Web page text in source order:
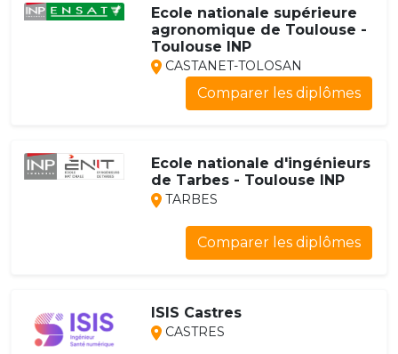
Ecole nationale supérieure
agronomique de Toulouse -
Toulouse INP
CASTANET-TOLOSAN
Comparer les diplômes
Ecole nationale d'ingénieurs
de Tarbes - Toulouse INP
TARBES
Comparer les diplômes
ISIS Castres
CASTRES